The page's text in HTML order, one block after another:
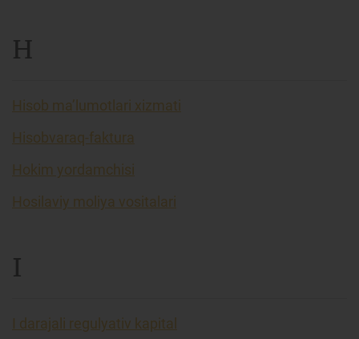
H
Hisob ma’lumotlari xizmati
Hisobvaraq-faktura
Hokim yordamchisi
Hosilaviy moliya vositalari
I
I darajali regulyativ kapital